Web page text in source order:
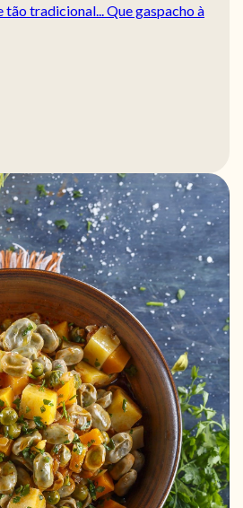
tão tradicional... Que gaspacho à